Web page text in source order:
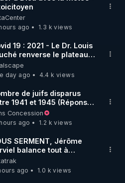
rdlr_thierrycasasnovas/
RGNR (stages,
SUR ODYSEE
sont aussi sur la
ago
1.3 k views
19 : 2021 - Le Dr. Louis
renverse le plateau
!
day ago
4.4 k views
de juifs disparus
1941 et 1945 (Réponse
accusateurs)
Concession
ago
1.2 k views
SERMENT, Jérôme
balance tout à
!
ago
1.0 k views